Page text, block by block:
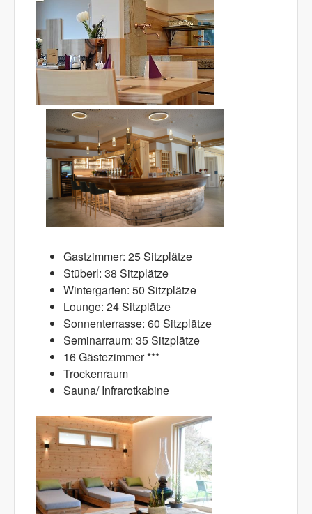
Gastzimmer: 25 Sitzplätze
Stüberl: 38 Sitzplätze
Wintergarten: 50 Sitzplätze
Lounge: 24 Sitzplätze
Sonnenterrasse: 60 Sitzplätze
Seminarraum: 35 Sitzplätze
16 Gästezimmer ***
Trockenraum
Sauna/ Infrarotkabine